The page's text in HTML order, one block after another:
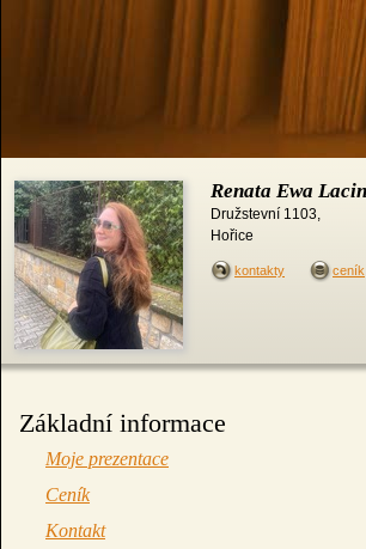
Renata Ewa
Družstevní 1103,
Hořice
kontakty ceník
Základní informace
Moje prezentace
Ceník
Kontakt